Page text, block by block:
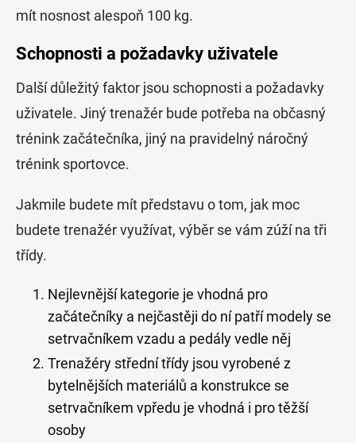
mít nosnost alespoň 100 kg.
Schopnosti a požadavky uživatele
Další důležitý faktor jsou schopnosti a požadavky
uživatele. Jiný trenažér bude potřeba na občasný
trénink začátečníka, jiný na pravidelný náročný
trénink sportovce.
Jakmile budete mít představu o tom, jak moc
budete trenažér využívat, výběr se vám zúží na tři
třídy.
Nejlevnější kategorie je vhodná pro
začátečníky a nejčastěji do ní patří modely se
setrvačníkem vzadu a pedály vedle něj
Trenažéry střední třídy jsou vyrobené z
bytelnějších materiálů a konstrukce se
setrvačníkem vpředu je vhodná i pro těžší
osoby